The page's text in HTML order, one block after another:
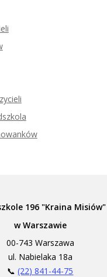
języka migowego
196 "Kraina Misiów"
w Warszawie
00-743 Warszawa
ul. Nabielaka 18a
📞(22) 841-44-75